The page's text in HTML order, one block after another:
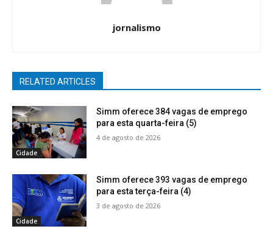
jornalismo
RELATED ARTICLES
Cidade
Simm oferece 384 vagas de emprego
para esta quarta-feira (5)
4 de agosto de 2026
Cidade
Simm oferece 393 vagas de emprego
para esta terça-feira (4)
3 de agosto de 2026